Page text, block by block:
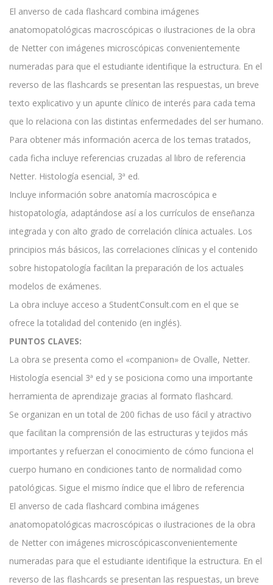
El anverso de cada flashcard combina imágenes
anatomopatológicas macroscópicas o ilustraciones de la obra
de Netter con imágenes microscópicas convenientemente
numeradas para que el estudiante identifique la estructura. En el
reverso de las flashcards se presentan las respuestas, un breve
texto explicativo y un apunte clínico de interés para cada tema
que lo relaciona con las distintas enfermedades del ser humano.
Para obtener más información acerca de los temas tratados,
cada ficha incluye referencias cruzadas al libro de referencia
Netter. Histología esencial, 3ª ed.
Incluye información sobre anatomía macroscópica e
histopatología, adaptándose así a los currículos de enseñanza
integrada y con alto grado de correlación clínica actuales. Los
principios más básicos, las correlaciones clínicas y el contenido
sobre histopatología facilitan la preparación de los actuales
modelos de exámenes.
La obra incluye acceso a StudentConsult.com en el que se
ofrece la totalidad del contenido (en inglés).
PUNTOS CLAVES:
La obra se presenta como el «companion» de Ovalle, Netter.
Histología esencial 3ª ed y se posiciona como una importante
herramienta de aprendizaje gracias al formato flashcard.
Se organizan en un total de 200 fichas de uso fácil y atractivo
que facilitan la comprensión de las estructuras y tejidos más
importantes y refuerzan el conocimiento de cómo funciona el
cuerpo humano en condiciones tanto de normalidad como
patológicas. Sigue el mismo índice que el libro de referencia
El anverso de cada flashcard combina imágenes
anatomopatológicas macroscópicas o ilustraciones de la obra
de Netter con imágenes microscópicasconvenientemente
numeradas para que el estudiante identifique la estructura. En el
reverso de las flashcards se presentan las respuestas, un breve